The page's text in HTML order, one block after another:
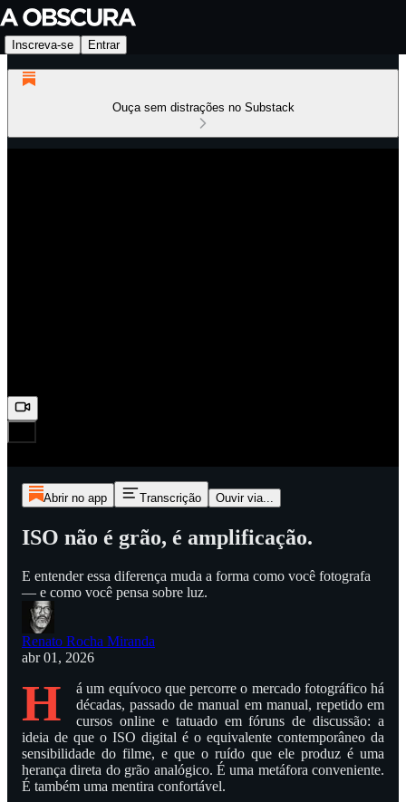
Inscreva-se Entrar
Ouça sem distrações no Substack
Abrir no app Transcrição Ouvir via...
ISO não é grão, é amplificação.
E entender essa diferença muda a forma como você fotografa
— e como você pensa sobre luz.
Renato Rocha Miranda
abr 01, 2026
H
á um equívoco que percorre o mercado fotográfico há
décadas, passado de manual em manual, repetido em
cursos online e tatuado em fóruns de discussão: a
ideia de que o ISO digital é o equivalente contemporâneo da
sensibilidade do filme, e que o ruído que ele produz é uma
herança direta do grão analógico. É uma metáfora conveniente.
É também uma mentira confortável.